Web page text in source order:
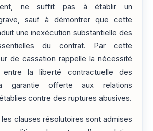
ne suffit pas à établir un
sauf à démontrer que cette
une inexécution substantielle des
du contrat. Par cette
de cassation rappelle la nécessité
entre la liberté contractuelle des
garantie offerte aux relations
contre des ruptures abusives.
clauses résolutoires sont admises